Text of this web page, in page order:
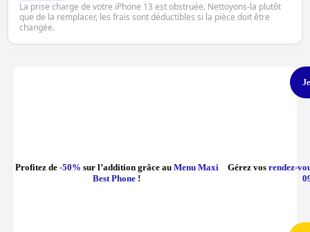
La prise charge de votre iPhone 13 est obstruée. Nettoyons-la plutôt
que de la remplacer, les frais sont déductibles si la pièce doit être
changée.
Profitez de -50% sur l’addition grâce au Menu Maxi
Best Phone !
Gérez vosrendez-